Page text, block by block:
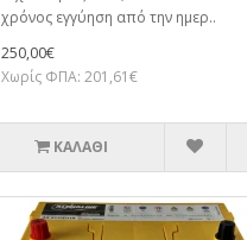
χρόνος εγγύηση από την ημερ..
250,00€
Χωρίς ΦΠΑ: 201,61€
ΚΑΛΆΘΙ